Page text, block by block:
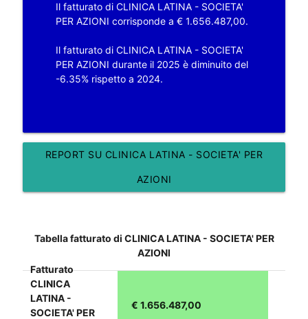
Il fatturato di CLINICA LATINA - SOCIETA'
PER AZIONI corrisponde a € 1.656.487,00.
Il fatturato di CLINICA LATINA - SOCIETA'
PER AZIONI durante il 2025 è diminuito del
-6.35% rispetto a 2024.
REPORT SU CLINICA LATINA - SOCIETA' PER
AZIONI
Tabella fatturato di CLINICA LATINA - SOCIETA' PER
AZIONI
Fatturato
CLINICA
LATINA -
SOCIETA' PER
€ 1.656.487,00